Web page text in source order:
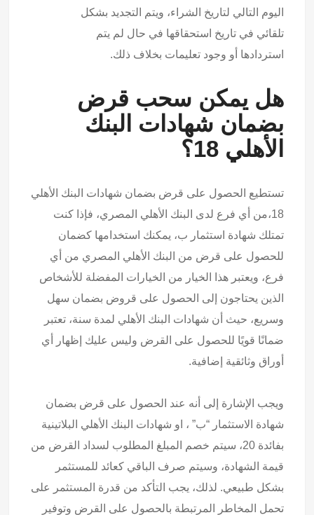
اليوم التالي لتاريخ الشراء، ويتم التجديد بشكل
تلقائي في تاريخ استحقاقها في حال لم يتم
استردادها أو وجود تعليمات بخلاف ذلك.
هل يمكن سحب قرض
بضمان شهادات البنك
الأهلي 18؟
تستطيع الحصول على قرض بضمان شهادات البنك الأهلي
18،من أي فرع لدى البنك الأهلي المصري، فإذا كنت
تمتلك شهادة استثمار ب، يمكنك استخدامها كضمان
للحصول على قرض من البنك الأهلي المصري من أي
فرع، ويعتبر هذا الخيار من الخيارات المفضلة للأشخاص
الذين يحتاجون إلى الحصول على قروض بضمان سهل
وسريع، حيث أن شهادات البنك الأهلي لمدة سنة، تعتبر
ضمانًا قويًا للحصول على القرض وليس عليك إظهار أي
أوراق وثائقية إضافية.
ويجب الإشارة إلى أنه عند الحصول على قرض بضمان
شهادة الاستثمار “ب” ، او شهادات البنك الأهلي البلاتينية
بفائدة 20، سيتم خصم المبلغ المطلوب لسداد القرض من
قيمة الشهادة، وسيتم صرف الباقي كعائد للمستثمر
بشكل طبيعي. لذلك، يجب التأكد من قدرة المستثمر على
تحمل المخاطر المرتبطة بالحصول على القرض وتوفير